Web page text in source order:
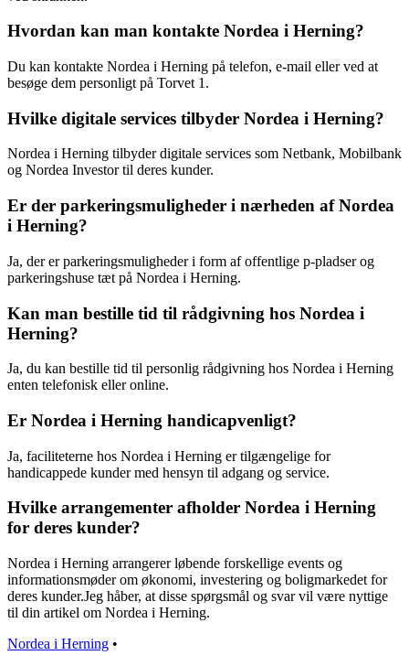
Hvordan kan man kontakte Nordea i Herning?
Du kan kontakte Nordea i Herning på telefon, e-mail eller ved at
besøge dem personligt på Torvet 1.
Hvilke digitale services tilbyder Nordea i Herning?
Nordea i Herning tilbyder digitale services som Netbank, Mobilbank
og Nordea Investor til deres kunder.
Er der parkeringsmuligheder i nærheden af Nordea
i Herning?
Ja, der er parkeringsmuligheder i form af offentlige p-pladser og
parkeringshuse tæt på Nordea i Herning.
Kan man bestille tid til rådgivning hos Nordea i
Herning?
Ja, du kan bestille tid til personlig rådgivning hos Nordea i Herning
enten telefonisk eller online.
Er Nordea i Herning handicapvenligt?
Ja, faciliteterne hos Nordea i Herning er tilgængelige for
handicappede kunder med hensyn til adgang og service.
Hvilke arrangementer afholder Nordea i Herning
for deres kunder?
Nordea i Herning arrangerer løbende forskellige events og
informationsmøder om økonomi, investering og boligmarkedet for
deres kunder.Jeg håber, at disse spørgsmål og svar vil være nyttige
til din artikel om Nordea i Herning.
Nordea i Herning •